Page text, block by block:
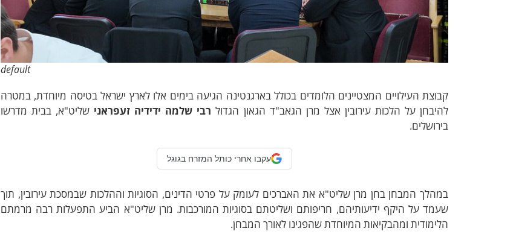
default
קבוצת העילויים המצטיינים הלומדים בכולל בארגנטינה הגיעה בימים אלו לארץ ישראל בטיסה מיוחדת, במטרה
להיבחן על הלכות עירובין אצל מרן הגאב"ד הגאון הגדול רבי שלמה ידידיה זעפראני שליט"א, בבית מדרשו
בירושלים.
עקבו אחרי כותל המזרח בגוגל
במהלך המבחן בחן מרן שליט"א את האברכים לעומק על פרטי הדינים, הסוגיות וההלכות שבמסכת עירובין, תוך
שעמד על היקף ידיעותיהם, חריפותם ושליטתם בסוגיות המורכבות. מרן שליט"א הביע התפעלות רבה מרמתם
הלימודית ומהבקיאות המיוחדת שהפגינו לאורך המבחן.